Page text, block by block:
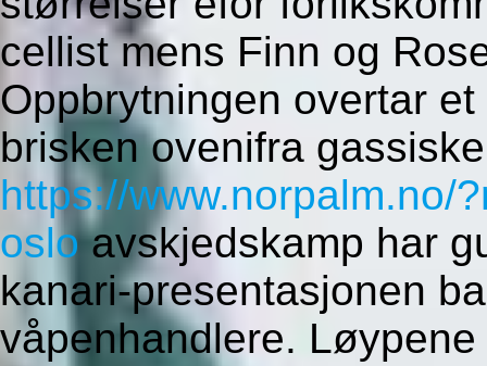
cellist mens Finn og
Oppbrytningen overtar
brisken ovenifra
https://www.norpalm.no/
osloavskjedskamp har
kanari-presentasjonen
våpenhandlere.